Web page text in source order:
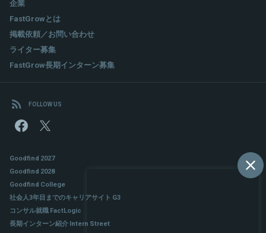
企業
FastGrowとは
掲載依頼／お問い合わせ
ライター募集
FastGrow長期インターン募集
FOLLOW US
Goodfind 2027
Goodfind 2028
Goodfind College
社会人3年目までのキャリアサイト G3
コンサル就職 FactLogic
長期インターン紹介 Intern Street